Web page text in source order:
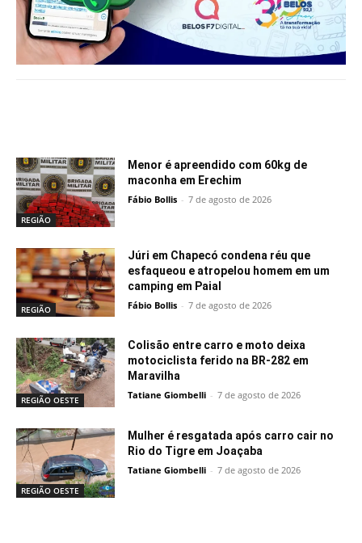
REGIÃO
Menor é apreendido com 60kg de
maconha em Erechim
Fábio Bollis - 7 de agosto de 2026
REGIÃO
Júri em Chapecó condena réu que
esfaqueou e atropelou homem em um
camping em Paial
Fábio Bollis - 7 de agosto de 2026
REGIÃO OESTE
Colisão entre carro e moto deixa
motociclista ferido na BR-282 em
Maravilha
Tatiane Giombelli - 7 de agosto de 2026
REGIÃO OESTE
Mulher é resgatada após carro cair no
Rio do Tigre em Joaçaba
Tatiane Giombelli - 7 de agosto de 2026